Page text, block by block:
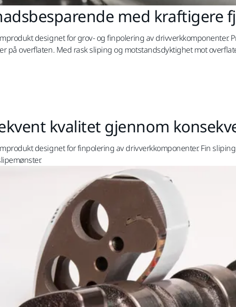
med kraftigere
designet for grov- og finpolering av
på overflaten. Med rask sliping og motstandsdyktighet mot
kvalitet gjennom
designet for finpolering av drivverkkomponenter. Fin